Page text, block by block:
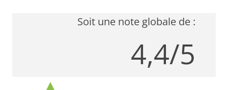
Soit une note globale de :
4,4/5